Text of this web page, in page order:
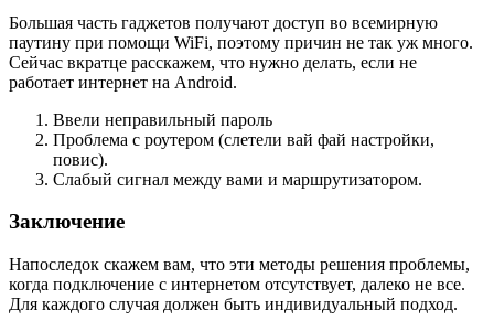
Большая часть гаджетов получают доступ во всемирную
паутину при помощи WiFi, поэтому причин не так уж много.
Сейчас вкратце расскажем, что нужно делать, если не
работает интернет на Android.
Ввели неправильный пароль
Проблема с роутером (слетели вай фай настройки,
повис).
Слабый сигнал между вами и маршрутизатором.
Заключение
Напоследок скажем вам, что эти методы решения проблемы,
когда подключение с интернетом отсутствует, далеко не все.
Для каждого случая должен быть индивидуальный подход.